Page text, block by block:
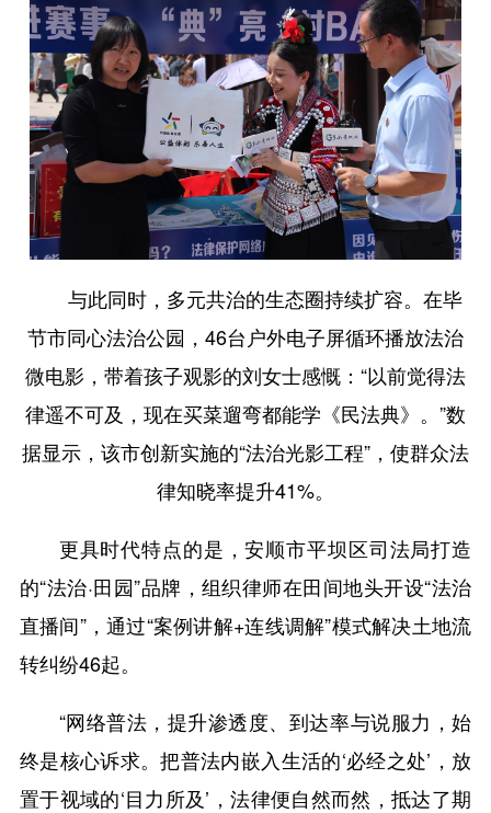
与此同时，多元共治的生态圈持续扩容。在毕
节市同心法治公园，46台户外电子屏循环播放法治
微电影，带着孩子观影的刘女士感慨：“以前觉得法
律遥不可及，现在买菜遛弯都能学《民法典》。”数
据显示，该市创新实施的“法治光影工程”，使群众法
律知晓率提升41%。
更具时代特点的是，安顺市平坝区司法局打造
的“法治·田园”品牌，组织律师在田间地头开设“法治
直播间”，通过“案例讲解+连线调解”模式解决土地流
转纠纷46起。
“网络普法，提升渗透度、到达率与说服力，始
终是核心诉求。把普法内嵌入生活的‘必经之处’，放
置于视域的‘目力所及’，法律便自然而然，抵达了期